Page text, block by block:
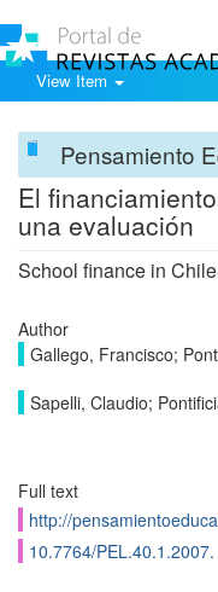
View Item
Pensamiento
El
una evaluación
School finance in
Author
Gallego, Francisco;
Sapelli, Claudio;
Full text
http://
10.7764/PEL.40.1.2007.